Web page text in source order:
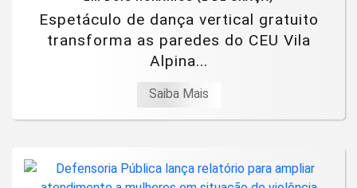
Espetáculo de dança vertical gratuito
transforma as paredes do CEU Vila
Alpina...
Saiba Mais